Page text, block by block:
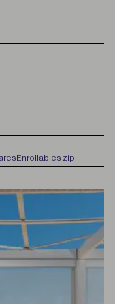
Enrollables zip